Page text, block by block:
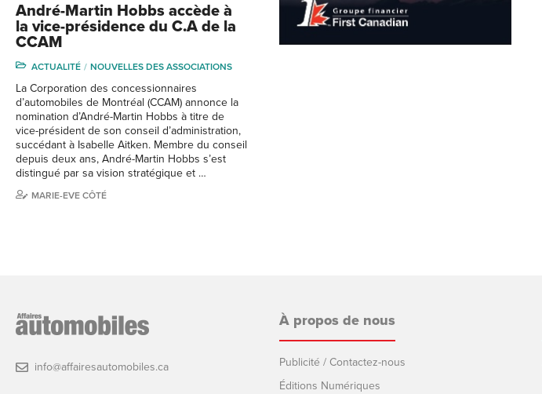
André-Martin Hobbs accède à
la vice-présidence du C.A de la
CCAM
ACTUALITÉ NOUVELLES DES ASSOCIATIONS
La Corporation des concessionnaires
d’automobiles de Montréal (CCAM) annonce la
nomination d’André-Martin Hobbs à titre de
vice-président de son conseil d’administration,
succédant à Isabelle Aitken. Membre du conseil
depuis deux ans, André-Martin Hobbs s’est
distingué par sa vision stratégique et …
MARIE-EVE CÔTÉ
info@affairesautomobiles.ca
À propos de nous
Publicité / Contactez-nous
Éditions Numériques